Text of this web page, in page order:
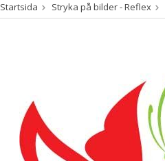
Startsida Stryka på bilder - Reflex